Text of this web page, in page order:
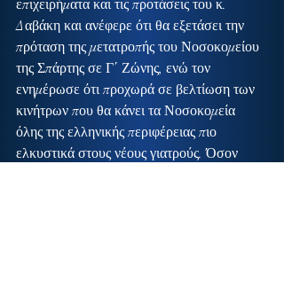
επιχειρήματα και τις προτάσεις του κ.
Δαβάκη και ανέφερε ότι θα εξετάσει την
πρόταση της μετατροπής του Νοσοκομείου
της Σπάρτης σε Γ΄ Ζώνης, ενώ τον
ενημέρωσε ότι προχωρά σε βελτίωση των
κινήτρων που θα κάνει τα Νοσοκομεία
όλης της ελληνικής περιφέρειας πιο
ελκυστικά στους νέους γιατρούς. Όσον